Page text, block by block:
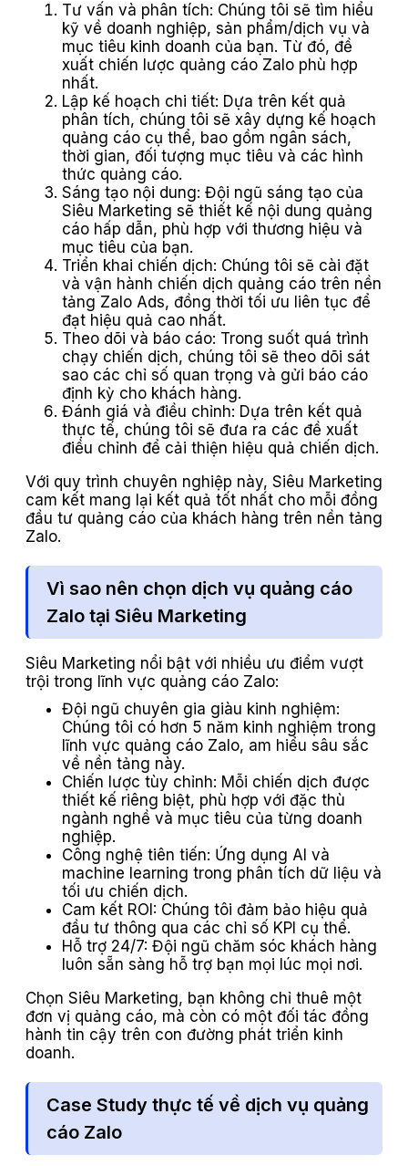
Tư vấn và phân tích: Chúng tôi sẽ tìm hiểu
kỹ về doanh nghiệp, sản phẩm/dịch vụ và
mục tiêu kinh doanh của bạn. Từ đó, đề
xuất chiến lược quảng cáo Zalo phù hợp
nhất.
Lập kế hoạch chi tiết: Dựa trên kết quả
phân tích, chúng tôi sẽ xây dựng kế hoạch
quảng cáo cụ thể, bao gồm ngân sách,
thời gian, đối tượng mục tiêu và các hình
thức quảng cáo.
Sáng tạo nội dung: Đội ngũ sáng tạo của
Siêu Marketing sẽ thiết kế nội dung quảng
cáo hấp dẫn, phù hợp với thương hiệu và
mục tiêu của bạn.
Triển khai chiến dịch: Chúng tôi sẽ cài đặt
và vận hành chiến dịch quảng cáo trên nền
tảng Zalo Ads, đồng thời tối ưu liên tục để
đạt hiệu quả cao nhất.
Theo dõi và báo cáo: Trong suốt quá trình
chạy chiến dịch, chúng tôi sẽ theo dõi sát
sao các chỉ số quan trọng và gửi báo cáo
định kỳ cho khách hàng.
Đánh giá và điều chỉnh: Dựa trên kết quả
thực tế, chúng tôi sẽ đưa ra các đề xuất
điều chỉnh để cải thiện hiệu quả chiến dịch.
Với quy trình chuyên nghiệp này, Siêu Marketing
cam kết mang lại kết quả tốt nhất cho mỗi đồng
đầu tư quảng cáo của khách hàng trên nền tảng
Zalo.
Vì sao nên chọn dịch vụ quảng cáo
Zalo tại Siêu Marketing
Siêu Marketing nổi bật với nhiều ưu điểm vượt
trội trong lĩnh vực quảng cáo Zalo:
Đội ngũ chuyên gia giàu kinh nghiệm:
Chúng tôi có hơn 5 năm kinh nghiệm trong
lĩnh vực quảng cáo Zalo, am hiểu sâu sắc
về nền tảng này.
Chiến lược tùy chỉnh: Mỗi chiến dịch được
thiết kế riêng biệt, phù hợp với đặc thù
ngành nghề và mục tiêu của từng doanh
nghiệp.
Công nghệ tiên tiến: Ứng dụng AI và
machine learning trong phân tích dữ liệu và
tối ưu chiến dịch.
Cam kết ROI: Chúng tôi đảm bảo hiệu quả
đầu tư thông qua các chỉ số KPI cụ thể.
Hỗ trợ 24/7: Đội ngũ chăm sóc khách hàng
luôn sẵn sàng hỗ trợ bạn mọi lúc mọi nơi.
Chọn Siêu Marketing, bạn không chỉ thuê một
đơn vị quảng cáo, mà còn có một đối tác đồng
hành tin cậy trên con đường phát triển kinh
doanh.
Case Study thực tế về dịch vụ quảng
cáo Zalo